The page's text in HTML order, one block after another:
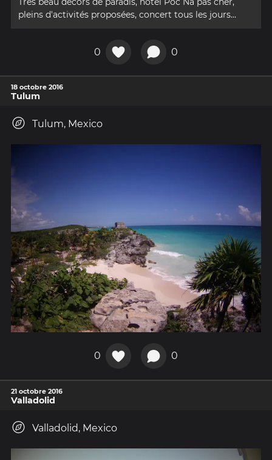
pleins d'activités proposées, concert tous les jours...
0 0
18 octobre 2016
Tulum
Tulum, Mexico
0 0
21 octobre 2016
Valladolid
Valladolid, Mexico